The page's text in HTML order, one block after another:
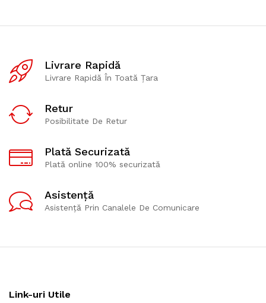
Livrare Rapidă
Livrare Rapidă În Toată Țara
Retur
Posibilitate De Retur
Plată Securizată
Plată online 100% securizată
Asistență
Asistență Prin Canalele De Comunicare
Link-uri Utile